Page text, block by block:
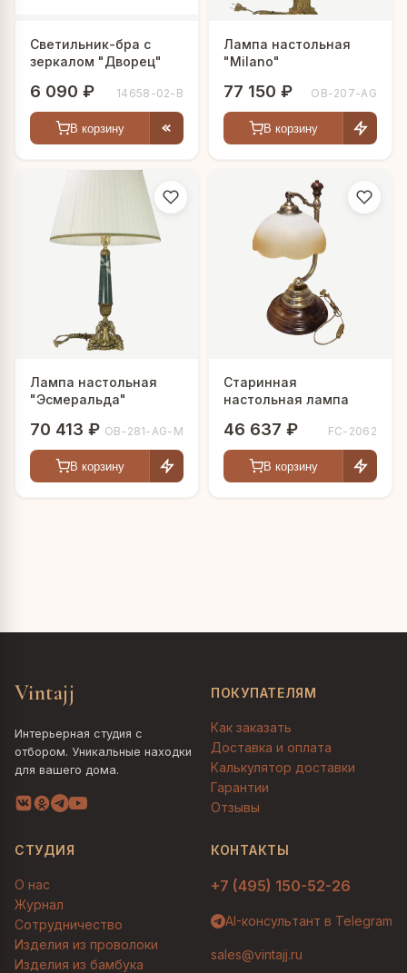
Светильник-бра с
зеркалом "Дворец"
6 090 ₽ 14658-02-В
В корзину
Лампа настольная
"Milano"
77 150 ₽ OB-207-AG
В корзину
Лампа настольная
"Эсмеральда"
70 413 ₽ OB-281-AG-M
В корзину
Старинная
настольная лампа
46 637 ₽ FC-2062
В корзину
Vintajj
Интерьерная студия с
отбором. Уникальные находки
для вашего дома.
ПОКУПАТЕЛЯМ
Как заказать
Доставка и оплата
Калькулятор доставки
Гарантии
Отзывы
СТУДИЯ
О нас
Журнал
Сотрудничество
Изделия из проволоки
Изделия из бамбука
КОНТАКТЫ
+7 (495) 150-52-26
AI-консультант в Telegram
sales@vintajj.ru